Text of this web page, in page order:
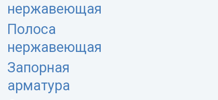
нержавеющая
Полоса
нержавеющая
Запорная
арматура